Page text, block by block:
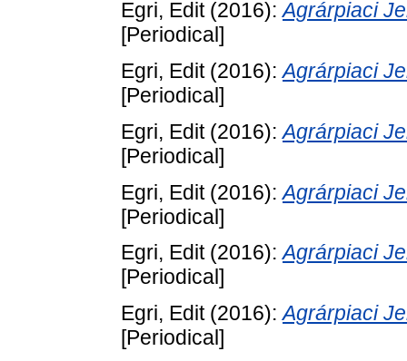
Egri, Edit(2016):Agrárpiaci
[Periodical]
Egri, Edit(2016):Agrárpiaci
[Periodical]
Egri, Edit(2016):Agrárpiaci
[Periodical]
Egri, Edit(2016):Agrárpiaci
[Periodical]
Egri, Edit(2016):Agrárpiaci
[Periodical]
Egri, Edit(2016):Agrárpiaci
[Periodical]